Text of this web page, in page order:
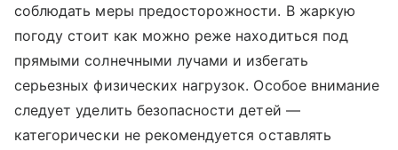
соблюдать меры предосторожности. В жаркую
погоду стоит как можно реже находиться под
прямыми солнечными лучами и избегать
серьезных физических нагрузок. Особое внимание
следует уделить безопасности детей —
категорически не рекомендуется оставлять